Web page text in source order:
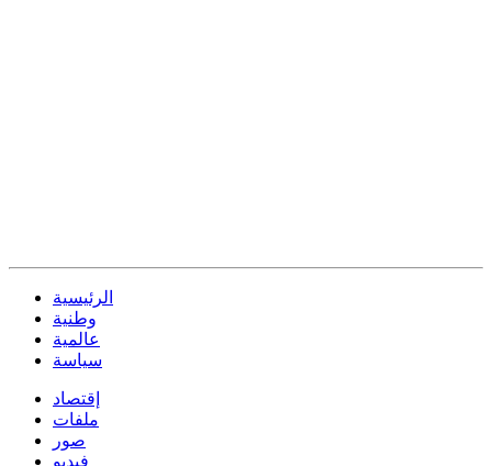
الرئيسية
وطنية
عالمية
سياسة
إقتصاد
ملفات
صور
فيديو